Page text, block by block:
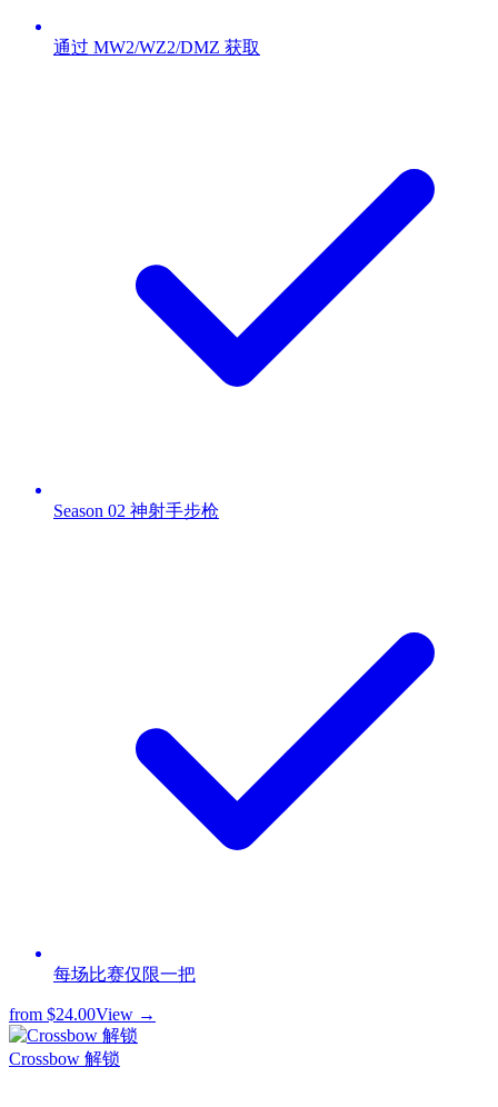
通过 MW2/WZ2/DMZ 获取
Season 02 神射手步枪
每场比赛仅限一把
from $24.00View →
Crossbow 解锁